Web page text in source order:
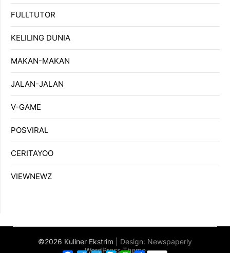
FULLTUTOR
KELILING DUNIA
MAKAN-MAKAN
JALAN-JALAN
V-GAME
POSVIRAL
CERITAYOO
VIEWNEWZ
©2026 Kuliner Ekstrim | Design: Newspaperly
WordPress Theme